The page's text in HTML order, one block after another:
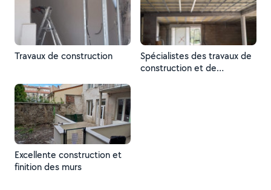
Travaux de construction
Spécialistes des travaux de
construction et de
Excellente construction et
finition des murs